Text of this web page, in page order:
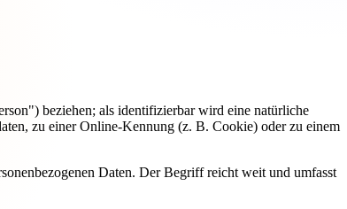
beziehen; als identifizierbar wird eine natürliche
zu einer Online-Kennung (z. B. Cookie) oder zu einem
Daten. Der Begriff reicht weit und umfasst